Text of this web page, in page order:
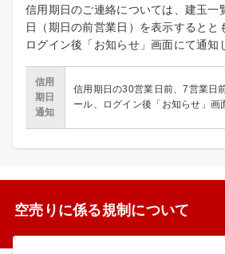
信用期日のご連絡については、建玉一
日（期日の前営業日）を表示するとと
ログイン後「お知らせ」画面にて通知
信用
期日
通知
信用期日の30営業日前、7営業日
ール、ログイン後「お知らせ」画
空売りに係る規制について